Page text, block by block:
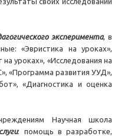
эксперимента, в
«Эвристика на уроках»,
уроках», «Исследования на
«Программа развития УУД»,
«Диагностика и оценка
Научная школа
: помощь в разработке,